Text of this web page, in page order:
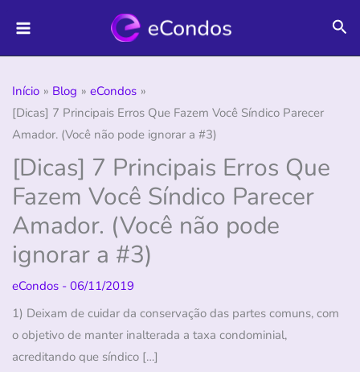
para
o
Início Blog
eCondos
[Dicas] 7 Principais Erros Que Fazem Você Síndico Parecer
Amador. (Você não pode ignorar a #3)
[Dicas] 7 Principais Erros Que
Fazem Você Síndico Parecer
Amador. (Você não pode
ignorar a #3)
eCondos - 06/11/2019
1) Deixam de cuidar da conservação das partes comuns, com
o objetivo de manter inalterada a taxa condominial,
acreditando que síndico […]